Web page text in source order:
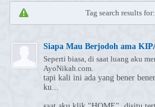
Tag search results
Siapa Mau Berjodoh ama
Seperti biasa, di saat luang aku
AyoNikah.com.
tapi kali ini ada yang bener
ku...